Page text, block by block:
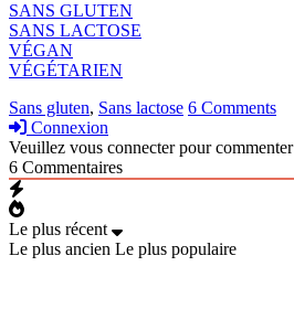
SANS GLUTEN
SANS LACTOSE
VÉGAN
VÉGÉTARIEN
Sans gluten, Sans lactose 6 Comments
Connexion
Veuillez vous connecter pour commenter
6 Commentaires
Le plus récent
Le plus ancien Le plus populaire